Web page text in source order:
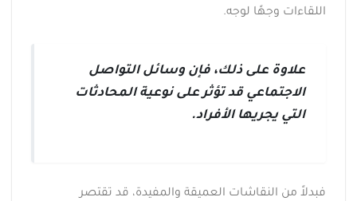
اللقاءات وجهًا لوجه.
علاوة على ذلك، فإن وسائل التواصل
الاجتماعي قد تؤثر على نوعية المحادثات
التي يجريها الأفراد.
فبدلاً من النقاشات العميقة والمفيدة، قد تقتصر